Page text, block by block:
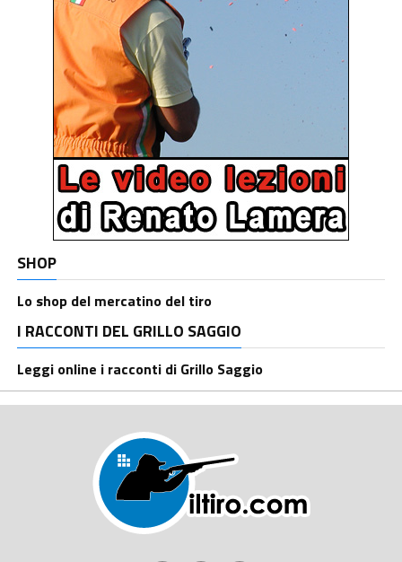
SHOP
Lo shop del mercatino del tiro
I RACCONTI DEL GRILLO SAGGIO
Leggi online i racconti di Grillo Saggio